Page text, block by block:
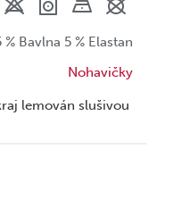
% Bavlna 5 % Elastan
Nohavičky
lemován slušivou